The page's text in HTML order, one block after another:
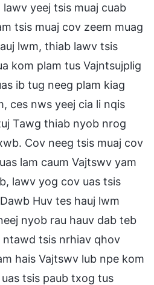
yeej tsis muaj cuab
tsis muaj cov zeem muag
lwm, thiab lawv tsis
kom plam tus Vajntsujplig
ib tug neeg plam kiag
ces nws yeej cia li nqis
Tawg thiab nyob nrog
Cov neeg tsis muaj cov
lam caum Vajtswv yam
lawv yog cov uas tsis
Huv tes hauj lwm
nyob rau hauv dab teb
tsis nrhiav qhov
hais Vajtswv lub npe kom
tsis paub txog tus